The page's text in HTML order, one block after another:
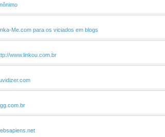
Me.com para os viciados em blogs
www.linkou.com.br